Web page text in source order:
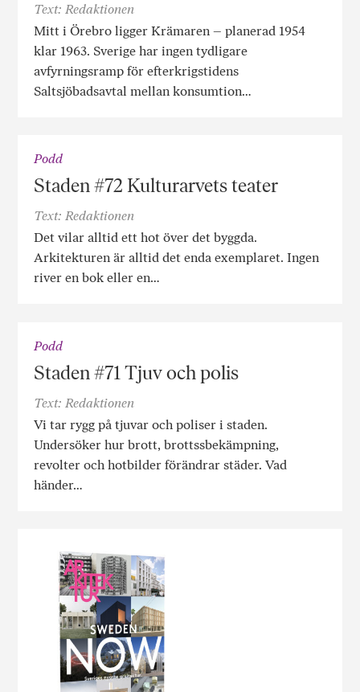
Text: Redaktionen
Mitt i Örebro ligger Krämaren – planerad 1954
klar 1963. Sverige har ingen tydligare
avfyrningsramp för efterkrigstidens
Saltsjöbadsavtal mellan konsumtion…
Podd
Staden #72 Kulturarvets teater
Text: Redaktionen
Det vilar alltid ett hot över det byggda.
Arkitekturen är alltid det enda exemplaret. Ingen
river en bok eller en…
Podd
Staden #71 Tjuv och polis
Text: Redaktionen
Vi tar rygg på tjuvar och poliser i staden.
Undersöker hur brott, brottssbekämpning,
revolter och hotbilder förändrar städer. Vad
händer…